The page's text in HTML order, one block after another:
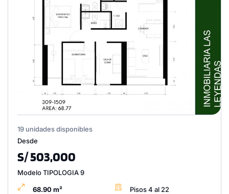
19 unidades disponibles
Desde
S/ 503,000
Modelo TIPOLOGIA 9
68.90 m² Pisos 4 al 22